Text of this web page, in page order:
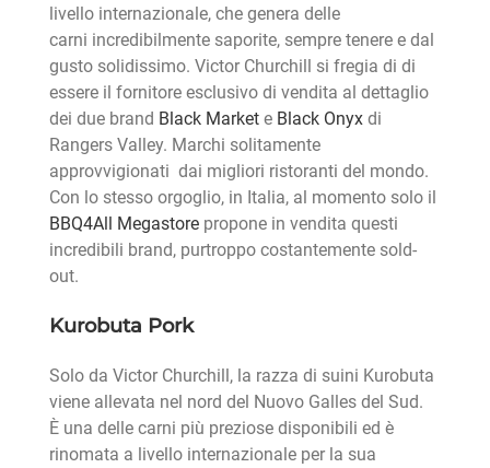
livello internazionale, che genera delle
carni incredibilmente saporite, sempre tenere e dal
gusto solidissimo. Victor Churchill si fregia di di
essere il fornitore esclusivo di vendita al dettaglio
dei due brand Black Markete Black Onyxdi
Rangers Valley. Marchi solitamente
approvvigionati dai migliori ristoranti del mondo.
Con lo stesso orgoglio, in Italia, al momento solo il
BBQ4All Megastorepropone in vendita questi
incredibili brand, purtroppo costantemente sold-
out.
Kurobuta Pork
Solo da Victor Churchill, la razza di suini Kurobuta
viene allevata nel nord del Nuovo Galles del Sud.
È una delle carni più preziose disponibili ed è
rinomata a livello internazionale per la sua